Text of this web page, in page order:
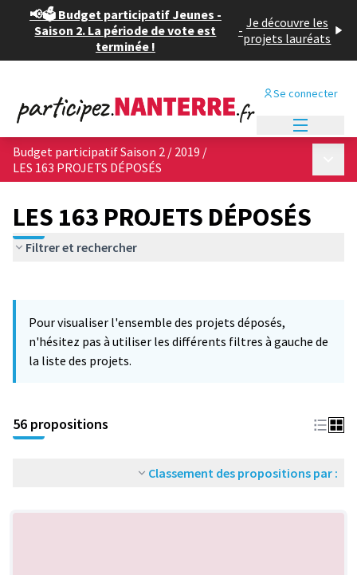
📢🗳️ Budget participatif Jeunes -
Saison 2. La période de vote est
terminée !
- Je découvre les
projets lauréats
Se connecter
Budget participatif Saison 2 / 2019 /
LES 163 PROJETS DÉPOSÉS
LES 163 PROJETS DÉPOSÉS
Filtrer et rechercher
−
Pour visualiser l'ensemble des projets déposés,
n'hésitez pas à utiliser les différents filtres à gauche de
la liste des projets.
56 propositions
Classement des propositions par :